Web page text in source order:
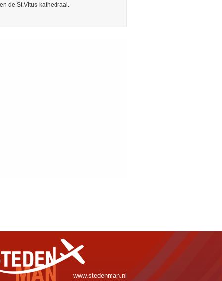
de St.Vitus-kathedraal.
www.stedenman.nl